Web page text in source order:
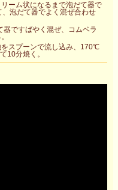
ーム状になるまで泡だて器で
泡だて器でよく混ぜ合わせ
ですばやく混ぜ、コムベラ
スプーンで流し込み、170℃
10分焼く。